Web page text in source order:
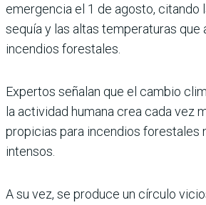
emergencia el 1 de agosto, citando
sequía y las altas temperaturas que
incendios forestales.
Expertos señalan que el cambio
la actividad humana crea cada vez
propicias para incendios forestales
intensos.
A su vez, se produce un círculo